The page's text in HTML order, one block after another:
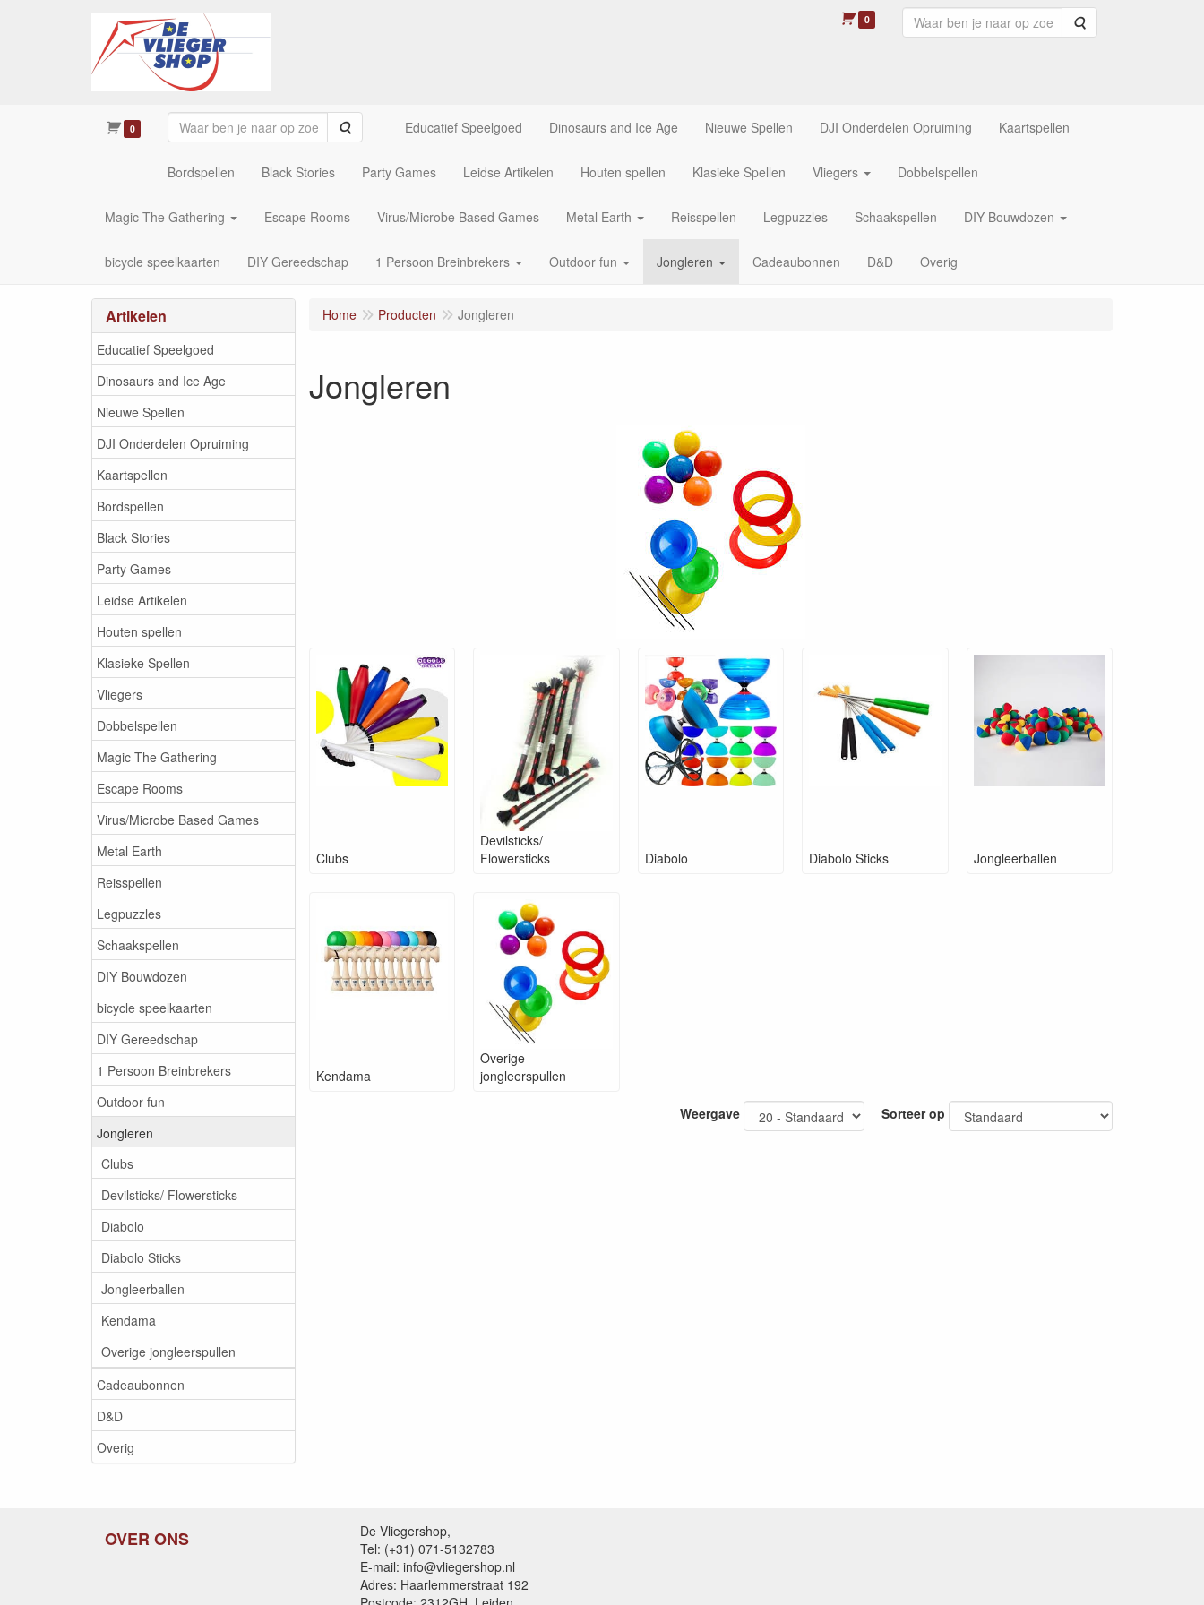
0 Zoeken
0 Zoeken Educatief Speelgoed Dinosaurs and Ice Age Nieuwe Spellen DJI Onderdelen Opruiming Kaartspellen
Bordspellen Black Stories Party Games Leidse Artikelen Houten spellen Klasieke Spellen Vliegers Dobbelspellen
Magic The Gathering Escape Rooms Virus/Microbe Based Games Metal Earth Reisspellen Legpuzzles Schaakspellen DIY Bouwdozen
bicycle speelkaarten DIY Gereedschap 1 Persoon Breinbrekers Outdoor fun Jongleren Cadeaubonnen D&D Overig
Artikelen
Educatief Speelgoed
Dinosaurs and Ice Age
Nieuwe Spellen
DJI Onderdelen Opruiming
Kaartspellen
Bordspellen
Black Stories
Party Games
Leidse Artikelen
Houten spellen
Klasieke Spellen
Vliegers
Dobbelspellen
Magic The Gathering
Escape Rooms
Virus/Microbe Based Games
Metal Earth
Reisspellen
Legpuzzles
Schaakspellen
DIY Bouwdozen
bicycle speelkaarten
DIY Gereedschap
1 Persoon Breinbrekers
Outdoor fun
Jongleren
Clubs
Devilsticks/ Flowersticks
Diabolo
Diabolo Sticks
Jongleerballen
Kendama
Overige jongleerspullen
Cadeaubonnen
D&D
Overig
Home Producten Jongleren
Jongleren
Clubs
Devilsticks/
Flowersticks
Diabolo Diabolo Sticks Jongleerballen
Kendama
Overige
jongleerspullen
Weergave Sorteer op
OVER ONS
De Vliegershop,
Tel: (+31) 071-5132783
E-mail: info@vliegershop.nl
Adres: Haarlemmerstraat 192